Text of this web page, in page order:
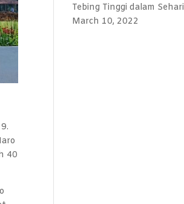
40
Tebing Tinggi dalam Sehari
March 10, 2022